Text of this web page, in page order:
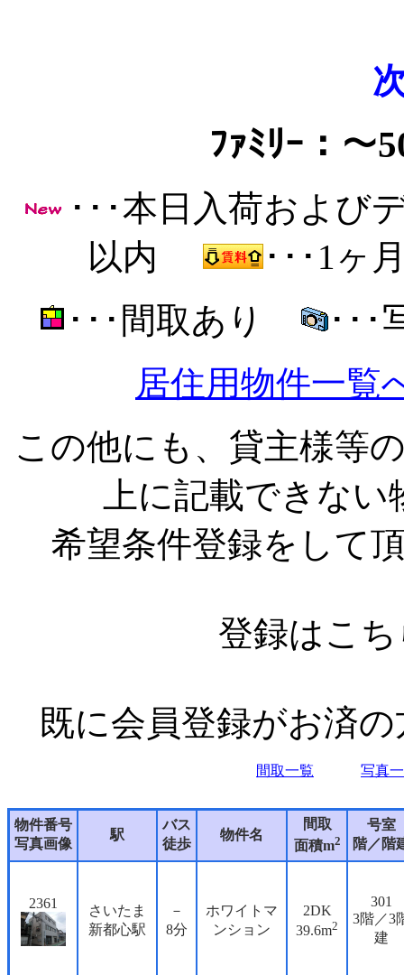
ﾌｧﾐﾘｰ：～
･･･本日入荷およ
以内
･･･1ヶ
･･･間取あり
･･
居住用物件一覧
この他にも、貸主様等
上に記載できな
希望条件登録をして
登録はこ
既に会員登録がお済
間取一覧 写真
物件番号
写真画像
駅
バス
徒歩
物件名
間取
面積m2
号室
階／階
2361
さいたま
新都心駅
－
8分
ホワイトマ
ンション
2DK
39.6m2
301
3階／3
建